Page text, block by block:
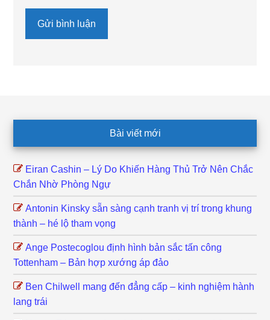
Bài viết mới
Eiran Cashin – Lý Do Khiến Hàng Thủ Trở Nên Chắc
Chắn Nhờ Phòng Ngự
Antonin Kinsky sẵn sàng cạnh tranh vị trí trong khung
thành – hé lộ tham vọng
Ange Postecoglou định hình bản sắc tấn công
Tottenham – Bản hợp xướng áp đảo
Ben Chilwell mang đến đẳng cấp – kinh nghiệm hành
lang trái